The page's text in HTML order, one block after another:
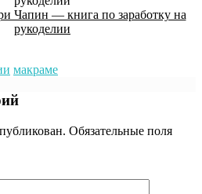
Чапин — книга по заработку на
рукоделии
макраме
Обязательные поля